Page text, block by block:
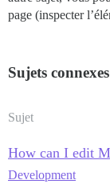
page (inspecter
Sujets connexes
Sujet
How can I edit
Development